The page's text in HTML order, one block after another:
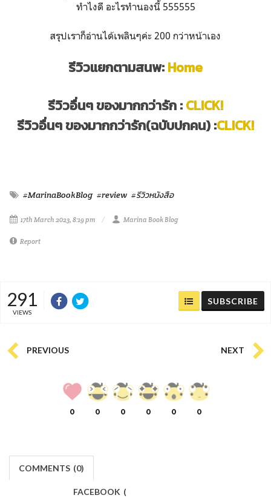
ทำไงดี อะไรทำนองนี้ 555555
สรุปเราก็อ่านได้เพลินๆค่ะ 200 กว่าหน้าเอง
รีวิวแยกตามสนพ:Home
รีวิวอื่นๆ ของมากกว่ารัก :CLICK!
รีวิวอื่นๆ ของมากกว่ารัก(ฉบับปกคน) :CLICK!
#MarinaBookBlog #review #รีวิวหนังสือ
17th March 2023, 8:19 pm Marina Book Blog
Report
291
VIEWS
SUBSCRIBE
PREVIOUS NEXT
0 0 0 0 0 0
COMMENTS (0)
FACEBOOK (